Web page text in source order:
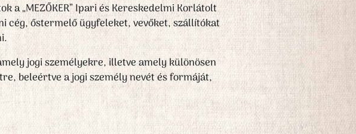
a „MEZŐKER” Ipari és Kereskedelmi Korlátolt
cég, őstermelő ügyfeleket, vevőket, szállítókat
jogi személyekre, illetve amely különösen
beleértve a jogi személy nevét és formáját,